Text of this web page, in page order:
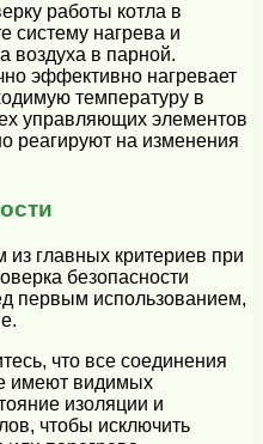
работы котла в
систему нагрева и
воздуха в парной.
эффективно нагревает
температуру в
управляющих элементов
реагируют на изменения
из главных критериев при
безопасности
первым использованием,
что все соединения
имеют видимых
изоляции и
чтобы исключить